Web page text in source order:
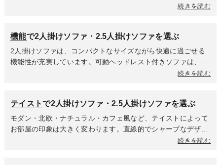
るく清潔感を、グレーは落ち着いた上品さを、ブラックは高級
ルーは自然を感じさせ、穏やかでリラックスできる空間をつく
ります。一方、レッドやイエローなどの鮮やかな色を選べば、
部屋にアクセントが生まれ、コンパクトなソファでも存在感の
あるおしゃれなリビングが完成します。お部屋のトーンや照明
続きを読む
機能で2人掛けソファ・2.5人掛けソファを選ぶ
2人掛けソファは、コンパクトなサイズながら快適に過ごせる
機能性が充実しています。可動ヘッドレスト付きソファは、首
や頭を支える角度を自由に調整でき、使わない時は倒してすっ
して使えるため、1人暮らしやワンルームでも活躍します。暮
らし方やお部屋の広さに合わせて機能を選ぶことで、より快適
で心地よい空間をつくることができます。
続きを読む
テイストで2人掛けソファ・2.5人掛けソファを選ぶ
モダン・北欧・ナチュラル・カフェ風など、テイストによって
お部屋の印象は大きく変わります。直線的でシャープなデザイ
ンはモダンスタイルに、やわらかなラインや木脚デザインはナ
続きを読む